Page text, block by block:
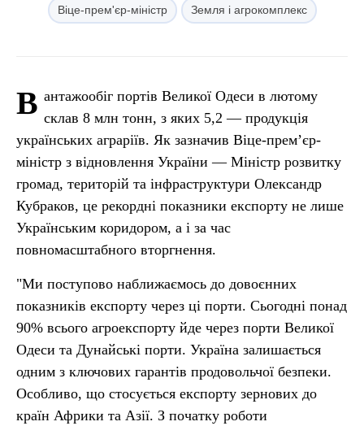
Віце-прем'єр-міністр Земля і агрокомплекс
В антажообіг портів Великої Одеси в лютому
склав 8 млн тонн, з яких 5,2 — продукція
українських аграріїв. Як зазначив Віце-прем’єр-
міністр з відновлення України — Міністр розвитку
громад, територій та інфраструктури Олександр
Кубраков, це рекордні показники експорту не лише
Українським коридором, а і за час
повномасштабного вторгнення.
"Ми поступово наближаємось до довоєнних
показників експорту через ці порти. Сьогодні понад
90% всього агроекспорту йде через порти Великої
Одеси та Дунайські порти. Україна залишається
одним з ключових гарантів продовольчої безпеки.
Особливо, що стосується експорту зернових до
країн Африки та Азії. З початку роботи